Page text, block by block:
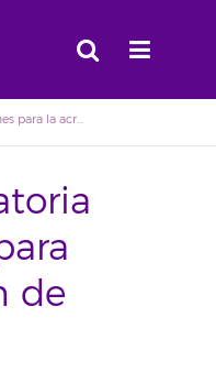
Nueva convocatoria de exámenes para la acreditación de idiomas
de